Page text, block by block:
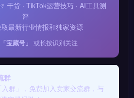
干货 · TikTok运营技巧 · AI工具测
评
最新行业情报和独家资源
「宝藏号」 或长按识别关注
群
群」，免费加入卖家交流群，与